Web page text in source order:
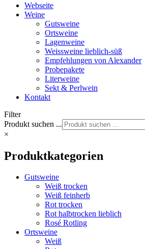
Webseite
Weine
Gutsweine
Ortsweine
Lagenweine
Weissweine lieblich-süß
Empfehlungen von Alexander
Probepakete
Literweine
Sekt & Perlwein
Kontakt
Filter
Produkt suchen ...
×
Produktkategorien
Gutsweine
Weiß trocken
Weiß feinherb
Rot trocken
Rot halbtrocken lieblich
Rosé Rotling
Ortsweine
Weiß